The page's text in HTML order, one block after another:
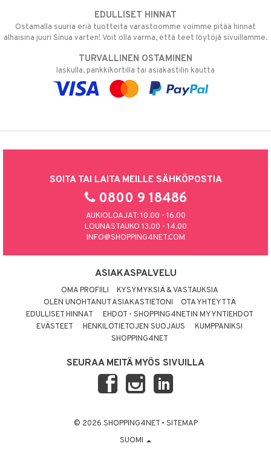
EDULLISET HINNAT
Ostamalla suuria eriä tuotteita varastoomme voimme pitää hinnat
alhaisina juuri Sinua varten! Voit olla varma, että teet löytöjä sivuillamme.
TURVALLINEN OSTAMINEN
laskulla, pankkikortilla tai asiakastilin kautta
SOITA TAI LAITA MEILLE SÄHKÖPOSTIA
0800 9 18486
AUKIOLOAJAT: 10.00 - 16.00
LOUNASTAUKO 13.00 - 14.00
INFO@SHOPPING4NET.COM
ASIAKASPALVELU
OMA PROFIILI
KYSYMYKSIÄ & VASTAUKSIA
OLEN UNOHTANUT ASIAKASTIETONI
OTA YHTEYTTÄ
EDULLISET HINNAT
EHDOT - SHOPPING4NETIN MYYNTIEHDOT
EVÄSTEET
HENKILÖTIETOJEN SUOJAUS
KUMPPANIKSI
SHOPPING4NET
SEURAA MEITÄ MYÖS SIVUILLA
© 2026 SHOPPING4NET • SITEMAP
SUOMI